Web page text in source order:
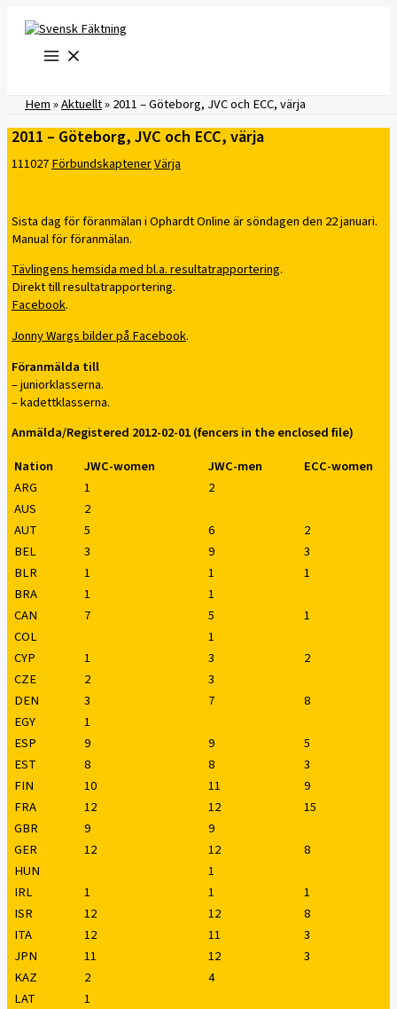
innehåll
Hem»Aktuellt»2011 – Göteborg, JVC och ECC, värja
2011 – Göteborg, JVC och ECC, värja
111027FörbundskaptenerVärja
Sista dag för föranmälan i Ophardt Online är söndagen den 22 januari.
Manual för föranmälan.
Tävlingens hemsida med bl.a. resultatrapportering.
Direkt till resultatrapportering.
Facebook.
Jonny Wargs bilder på Facebook.
Föranmälda till
– juniorklasserna.
– kadettklasserna.
Anmälda/Registered 2012-02-01 (fencers in the enclosed file)
Nation
JWC-women JWC-men
ECC-women
ARG
1
2
AUS
2
AUT
5 6
2
BEL
3 9
3
BLR
1 1
1
BRA
1
1
CAN
7 5
1
COL
1
CYP
1 3
2
CZE
2
3
DEN
3 7
8
EGY
1
ESP
9 9
5
EST
8 8
3
FIN
10 11
9
FRA
12 12
15
GBR
9
9
GER
12 12
8
HUN
1
IRL
1 1
1
ISR
12 12
8
ITA
12 11
3
JPN
11 12
3
KAZ
2
4
LAT
1